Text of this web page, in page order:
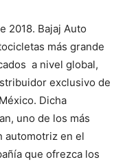
2018. Bajaj Auto
más grande
a nivel global,
exclusivo de
Dicha
uno de los más
automotriz en el
que ofrezca los